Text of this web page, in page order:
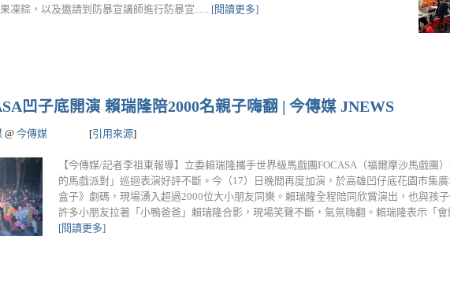
凍粽，以及邀請到防暴宣講師進行防暴宣...... [閱讀更多]
凹子底開演 賴瑞隆陪2000名親子嗨翻 | 今傳媒 JNEWS
@ 今傳媒 [引用來源]
【今傳媒/記者李祖東報導】立委賴瑞隆攜手世界級馬戲團FOCASA（福爾摩沙馬戲團
的馬戲派對」巡迴表演好評不斷。今（17）日晚間再度加演，於高雄凹仔底花園市集
盒子》劇碼，現場湧入超過2000位大小朋友同樂。賴瑞隆全程陪同欣賞演出，也與孩
許多小朋友拉著「小鴨爸爸」賴瑞隆合影，現場笑聲不斷，氣氛嗨翻。賴瑞隆表示「會
[閱讀更多]